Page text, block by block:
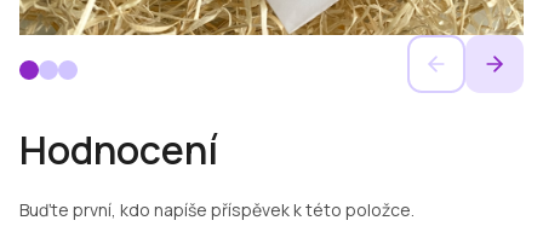
Hodnocení
Buďte první, kdo napíše příspěvek k této položce.